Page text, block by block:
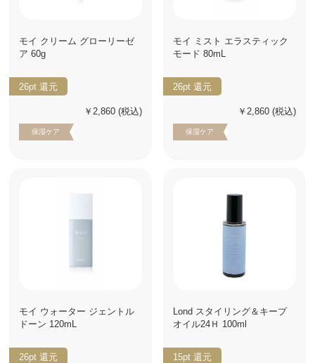
モイ クリーム グローリーゼ
ア 60g
26pt 還元
￥2,860 (税込)
保湿ケア
モイ ミスト エラスティック
モード 80mL
26pt 還元
￥2,860 (税込)
保湿ケア
モイ ウォーター ジェントル
ドーン 120mL
26pt 還元
Lond スタイリング＆キープ
オイル24Ｈ 100ml
15pt 還元